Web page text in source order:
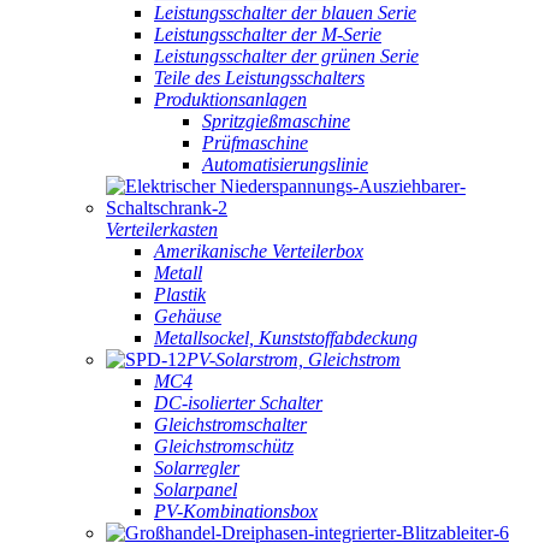
Leistungsschalter der blauen Serie
Leistungsschalter der M-Serie
Leistungsschalter der grünen Serie
Teile des Leistungsschalters
Produktionsanlagen
Spritzgießmaschine
Prüfmaschine
Automatisierungslinie
Verteilerkasten
Amerikanische Verteilerbox
Metall
Plastik
Gehäuse
Metallsockel, Kunststoffabdeckung
PV-Solarstrom, Gleichstrom
MC4
DC-isolierter Schalter
Gleichstromschalter
Gleichstromschütz
Solarregler
Solarpanel
PV-Kombinationsbox